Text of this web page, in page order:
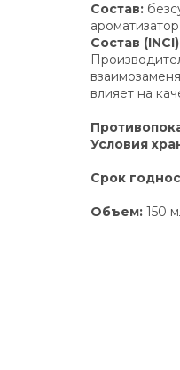
Состав:
Состав
влияет на
Условия
Срок
Объем: 150